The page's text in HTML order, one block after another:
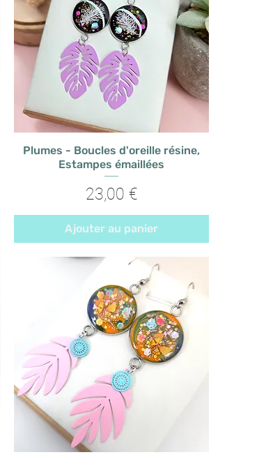
Plumes - Boucles d'oreille résine,
Estampes émaillées
Prix
23,00 €
Ajouter au panier